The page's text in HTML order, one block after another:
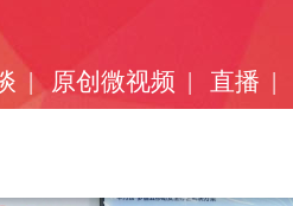
| 原创微视频 | 直播 |